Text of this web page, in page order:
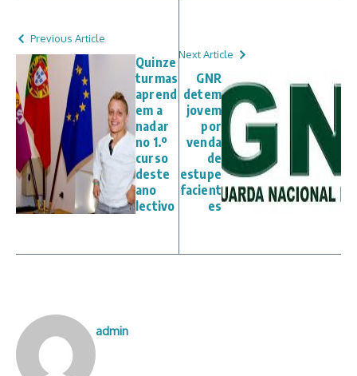
Previous Article
Quinze
turmas
aprend
em a
nadar
no 1.º
curso
deste
ano
lectivo
Next Article
GNR
detem
jovem
por
venda
de
estupe
facient
es
admin